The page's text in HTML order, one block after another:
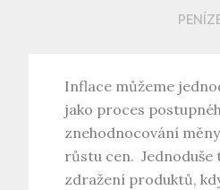
Inflace můžeme
jako proces
znehodnocování
růstu cen. Jednoduše
zdražení produktů,